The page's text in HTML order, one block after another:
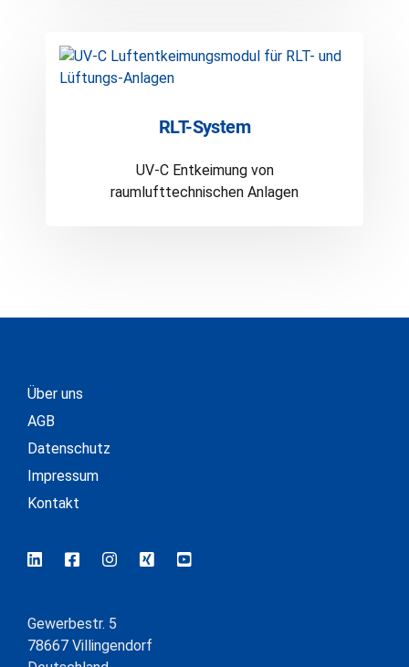
RLT-System
UV-C Entkeimung von
raumlufttechnischen Anlagen
Über uns
AGB
Datenschutz
Impressum
Kontakt
Gewerbestr. 5
78667 Villingendorf